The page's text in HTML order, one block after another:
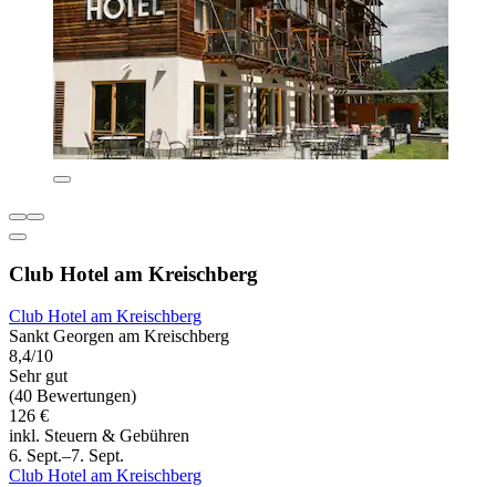
Club Hotel am Kreischberg
Club Hotel am Kreischberg
Sankt Georgen am Kreischberg
8,4/10
Sehr gut
(40 Bewertungen)
126 €
inkl. Steuern & Gebühren
6. Sept.–7. Sept.
Club Hotel am Kreischberg